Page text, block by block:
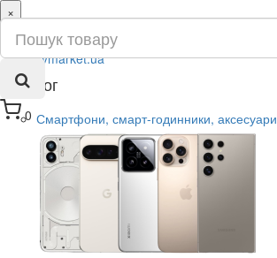
0
×
ru
ua
Каталог
Смартфони, смарт-годинники, аксесуари